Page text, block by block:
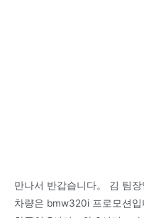
만나서 반갑습니다。 김 팀
차량은 bmw320i 프로모션